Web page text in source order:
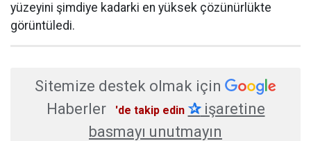
yüzeyini şimdiye kadarki en yüksek çözünürlükte
görüntüledi.
Sitemize destek olmak için
Haberler
'de takip edin ✰işaretine
basmayı unutmayın